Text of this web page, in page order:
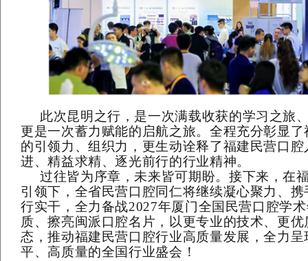
此次昆明之行，是一次满载收获的学习之旅
更是一次蓄力赋能的启航之旅。全程充分彰显了
的引领力、组织力 ，更生动诠释了福建民营口
进、精益求精、逐光前行的行业精神。
过往皆为序章，未来皆可期盼。接下来，在
引领下，全省民营口腔同仁将继续凝心聚力、
行实干，全力备战2027年厦门全国民营口腔学
质、擦亮闽派口腔名片，以更专业的技术、更
态，推动福建民营口腔行业高质量发展，全力
平、高质量的全国行业盛会！